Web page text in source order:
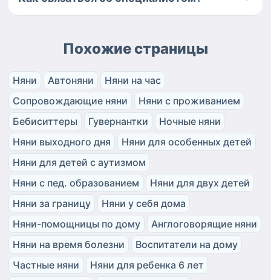
Похожие страницы
Няни Автоняни
Няни на час
Сопровождающие няни
Няни с проживанием
Бебиситтеры
Гувернантки
Ночные няни
Няни выходного дня
Няни для особенных детей
Няни для детей с аутизмом
Няни с пед. образованием
Няни для двух детей
Няни за границу
Няни у себя дома
Няни-помощницы по дому
Англоговорящие няни
Няни на время болезни
Воспитатели на дому
Частные няни
Няни для ребенка 6 лет